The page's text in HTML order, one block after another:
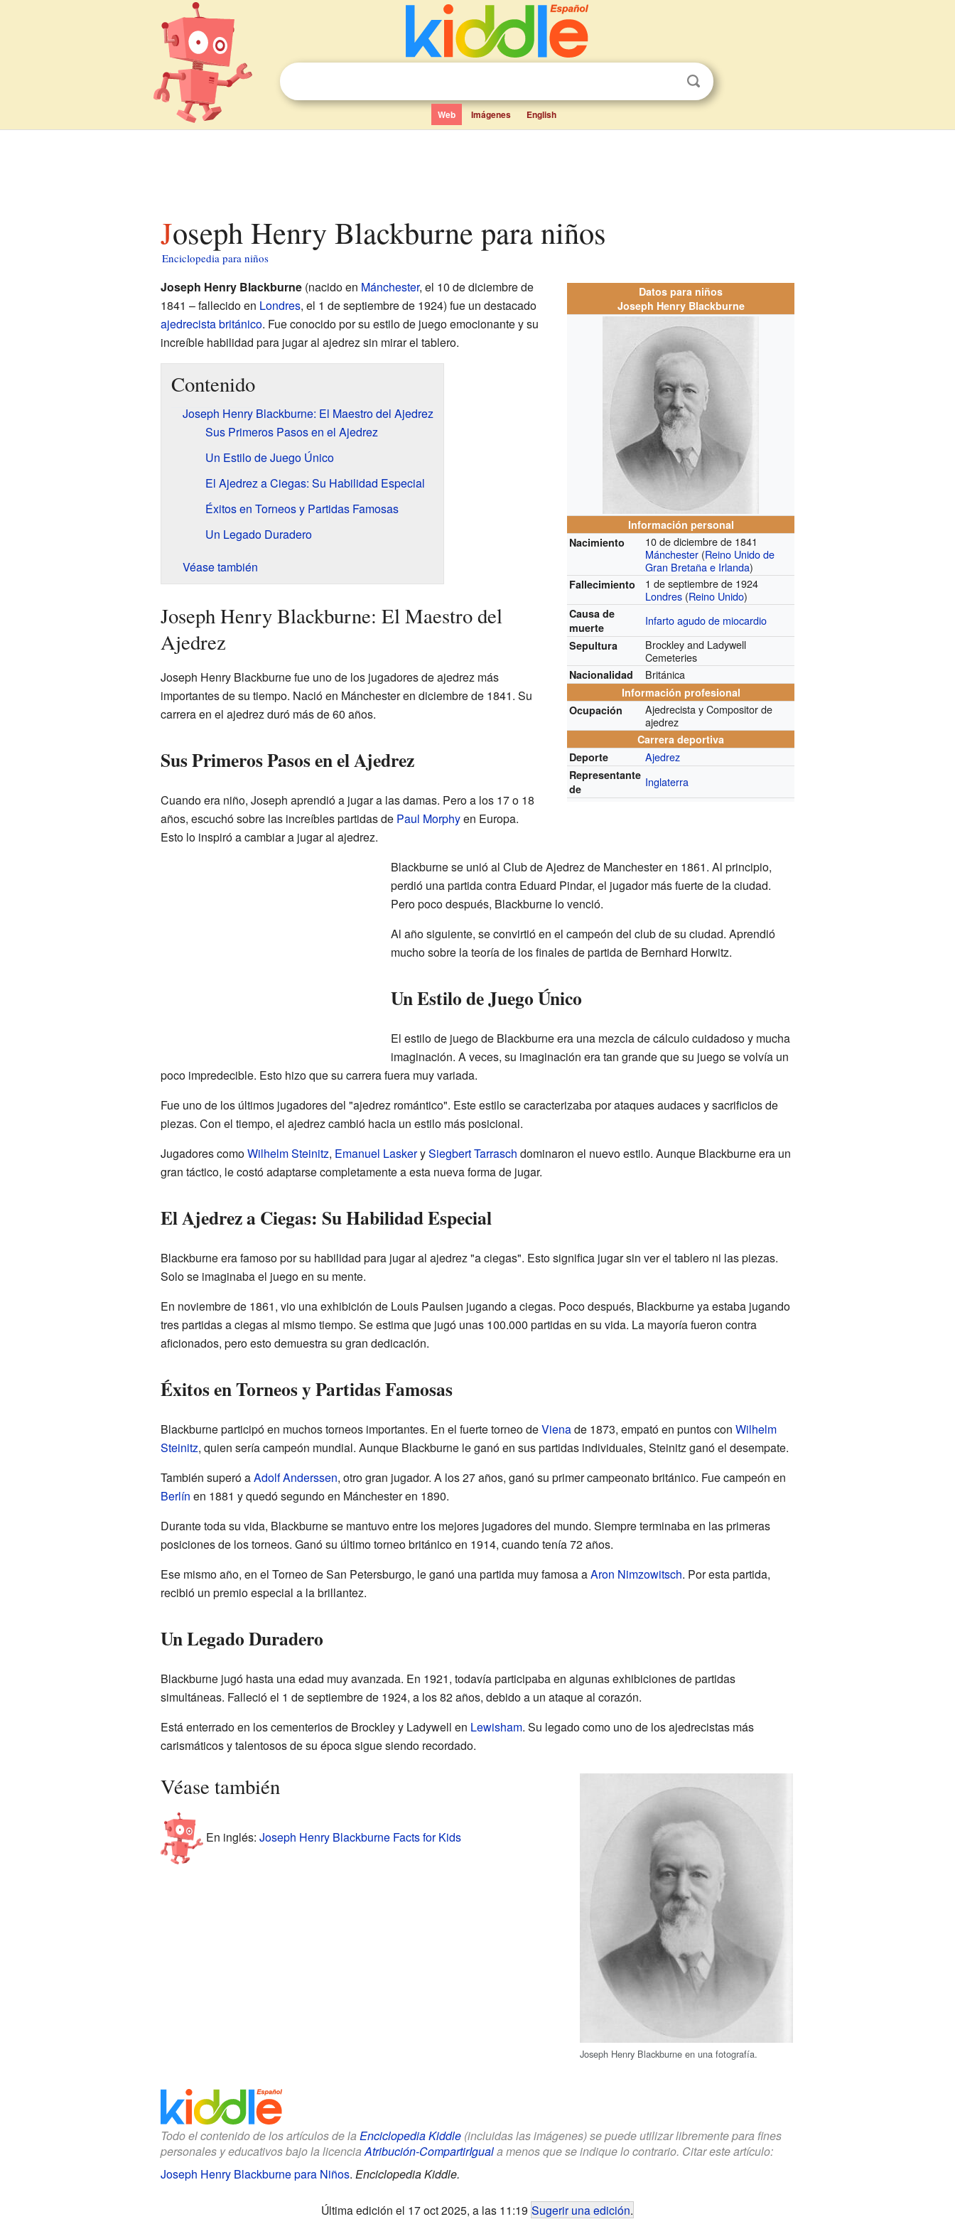
Web Imágenes English
Joseph Henry Blackburne para niños
Enciclopedia para niños
Datos para niños
Joseph Henry Blackburne
Información personal
Nacimiento
10 de diciembre de 1841
Mánchester (Reino Unido de
Gran Bretaña e Irlanda)
Fallecimiento
1 de septiembre de 1924
Londres (Reino Unido)
Causa de
muerte
Infarto agudo de miocardio
Sepultura
Brockley and Ladywell
Cemeteries
Nacionalidad Británica
Información profesional
Ocupación
Ajedrecista y Compositor de
ajedrez
Carrera deportiva
Deporte
Ajedrez
Representante
de
Inglaterra
Joseph Henry Blackburne(nacido en Mánchester, el 10 de diciembre de
1841 – fallecido en Londres, el 1 de septiembre de 1924) fue un destacado
ajedrecistabritánico. Fue conocido por su estilo de juego emocionante y su
increíble habilidad para jugar al ajedrez sin mirar el tablero.
Contenido
Joseph Henry Blackburne: El Maestro del Ajedrez
Sus Primeros Pasos en el Ajedrez
Un Estilo de Juego Único
El Ajedrez a Ciegas: Su Habilidad Especial
Éxitos en Torneos y Partidas Famosas
Un Legado Duradero
Véase también
Joseph Henry Blackburne: El Maestro del
Ajedrez
Joseph Henry Blackburne fue uno de los jugadores de ajedrez más
importantes de su tiempo. Nació en Mánchester en diciembre de 1841. Su
carrera en el ajedrez duró más de 60 años.
Sus Primeros Pasos en el Ajedrez
Cuando era niño, Joseph aprendió a jugar a las damas. Pero a los 17 o 18
años, escuchó sobre las increíbles partidas de Paul Morphyen Europa.
Esto lo inspiró a cambiar a jugar al ajedrez.
Blackburne se unió al Club de Ajedrez de Manchester en 1861. Al principio,
perdió una partida contra Eduard Pindar, el jugador más fuerte de la ciudad.
Pero poco después, Blackburne lo venció.
Al año siguiente, se convirtió en el campeón del club de su ciudad. Aprendió
mucho sobre la teoría de los finales de partida de Bernhard Horwitz.
Un Estilo de Juego Único
El estilo de juego de Blackburne era una mezcla de cálculo cuidadoso y mucha
imaginación. A veces, su imaginación era tan grande que su juego se volvía un
poco impredecible. Esto hizo que su carrera fuera muy variada.
Fue uno de los últimos jugadores del "ajedrez romántico". Este estilo se caracterizaba por ataques audaces y sacrificios de
piezas. Con el tiempo, el ajedrez cambió hacia un estilo más posicional.
Jugadores comoWilhelm Steinitz, Emanuel LaskerySiegbert Tarrasch dominaron el nuevo estilo. Aunque Blackburne era un
gran táctico, le costó adaptarse completamente a esta nueva forma de jugar.
El Ajedrez a Ciegas: Su Habilidad Especial
Blackburne era famoso por su habilidad para jugar al ajedrez "a ciegas". Esto significa jugar sin ver el tablero ni las piezas.
Solo se imaginaba el juego en su mente.
En noviembre de 1861, vio una exhibición de Louis Paulsen jugando a ciegas. Poco después, Blackburne ya estaba jugando
tres partidas a ciegas al mismo tiempo. Se estima que jugó unas 100.000 partidas en su vida. La mayoría fueron contra
aficionados, pero esto demuestra su gran dedicación.
Éxitos en Torneos y Partidas Famosas
Blackburne participó en muchos torneos importantes. En el fuerte torneo deVienade 1873, empató en puntos con Wilhelm
Steinitz, quien sería campeón mundial. Aunque Blackburne le ganó en sus partidas individuales, Steinitz ganó el desempate.
También superó aAdolf Anderssen, otro gran jugador. A los 27 años, ganó su primer campeonato británico. Fue campeón en
Berlín en 1881 y quedó segundo en Mánchester en 1890.
Durante toda su vida, Blackburne se mantuvo entre los mejores jugadores del mundo. Siempre terminaba en las primeras
posiciones de los torneos. Ganó su último torneo británico en 1914, cuando tenía 72 años.
Ese mismo año, en el Torneo de San Petersburgo, le ganó una partida muy famosa aAron Nimzowitsch. Por esta partida,
recibió un premio especial a la brillantez.
Un Legado Duradero
Blackburne jugó hasta una edad muy avanzada. En 1921, todavía participaba en algunas exhibiciones de partidas
simultáneas. Falleció el 1 de septiembre de 1924, a los 82 años, debido a un ataque al corazón.
Está enterrado en los cementerios de Brockley y Ladywell en Lewisham. Su legado como uno de los ajedrecistas más
carismáticos y talentosos de su época sigue siendo recordado.
Joseph Henry Blackburne en una fotografía.
Véase también
En inglés: Joseph Henry Blackburne Facts for Kids
Todo el contenido de los artículos de la Enciclopedia Kiddle(incluidas las imágenes) se puede utilizar libremente para fines
personales y educativos bajo la licenciaAtribución-CompartirIguala menos que se indique lo contrario. Citar este artículo:
Joseph Henry Blackburne para Niños. Enciclopedia Kiddle.
Última edición el 17 oct 2025, a las 11:19 Sugerir una edición.